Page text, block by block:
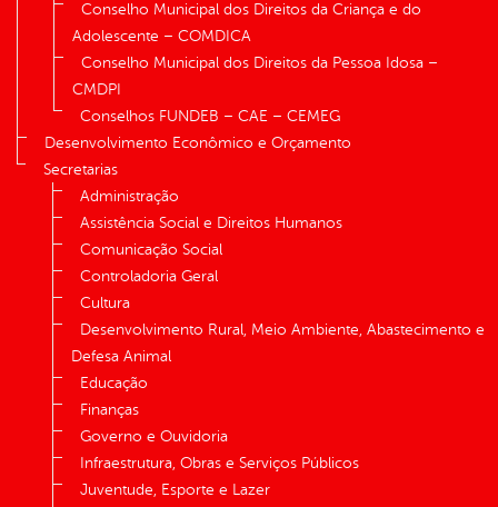
Conselho Municipal dos Direitos da Criança e do
Adolescente – COMDICA
Conselho Municipal dos Direitos da Pessoa Idosa –
CMDPI
Conselhos FUNDEB – CAE – CEMEG
Desenvolvimento Econômico e Orçamento
Secretarias
Administração
Assistência Social e Direitos Humanos
Comunicação Social
Controladoria Geral
Cultura
Desenvolvimento Rural, Meio Ambiente, Abastecimento e
Defesa Animal
Educação
Finanças
Governo e Ouvidoria
Infraestrutura, Obras e Serviços Públicos
Juventude, Esporte e Lazer